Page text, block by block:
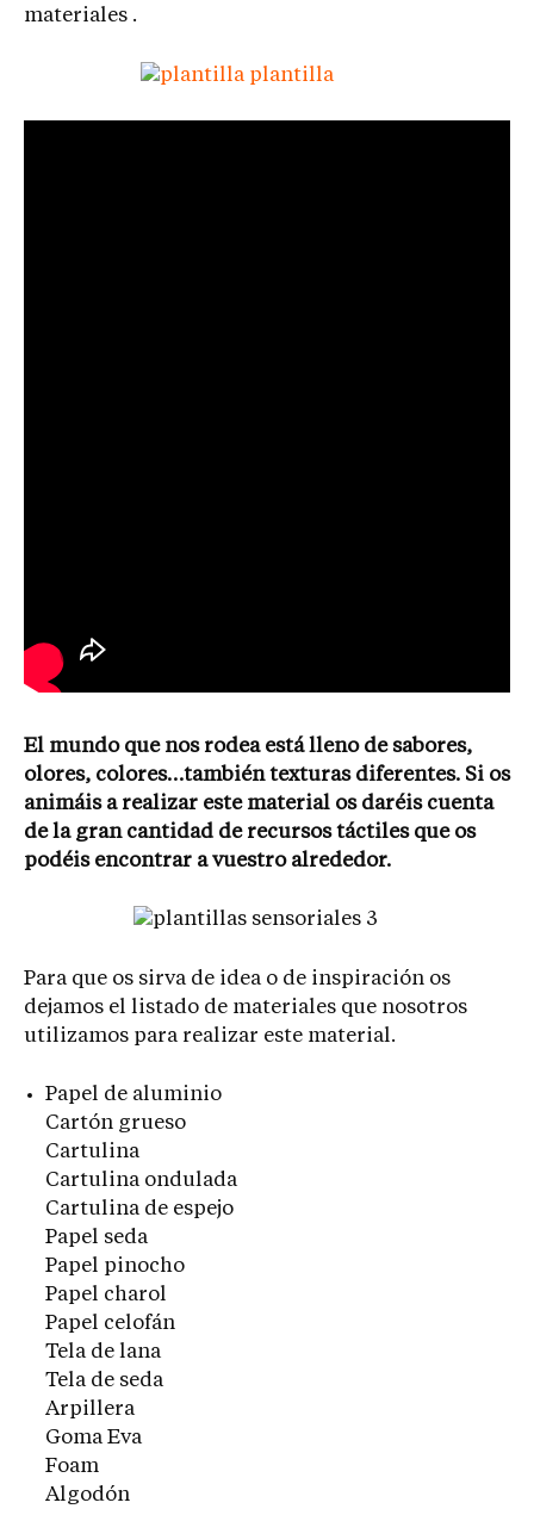
materiales .
El mundo que nos rodea está lleno de sabores,
olores, colores…también texturas diferentes. Si os
animáis a realizar este material os daréis cuenta
de la gran cantidad de recursos táctiles que os
podéis encontrar a vuestro alrededor.
Para que os sirva de idea o de inspiración os
dejamos el listado de materiales que nosotros
utilizamos para realizar este material.
Papel de aluminio
Cartón grueso
Cartulina
Cartulina ondulada
Cartulina de espejo
Papel seda
Papel pinocho
Papel charol
Papel celofán
Tela de lana
Tela de seda
Arpillera
Goma Eva
Foam
Algodón